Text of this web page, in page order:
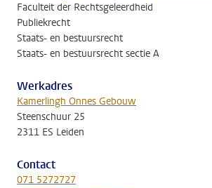
Faculteit der Rechtsgeleerdheid
Publiekrecht
Staats- en bestuursrecht
Staats- en bestuursrecht sectie A
Werkadres
Kamerlingh Onnes Gebouw
Steenschuur 25
2311 ES Leiden
Contact
071 5272727